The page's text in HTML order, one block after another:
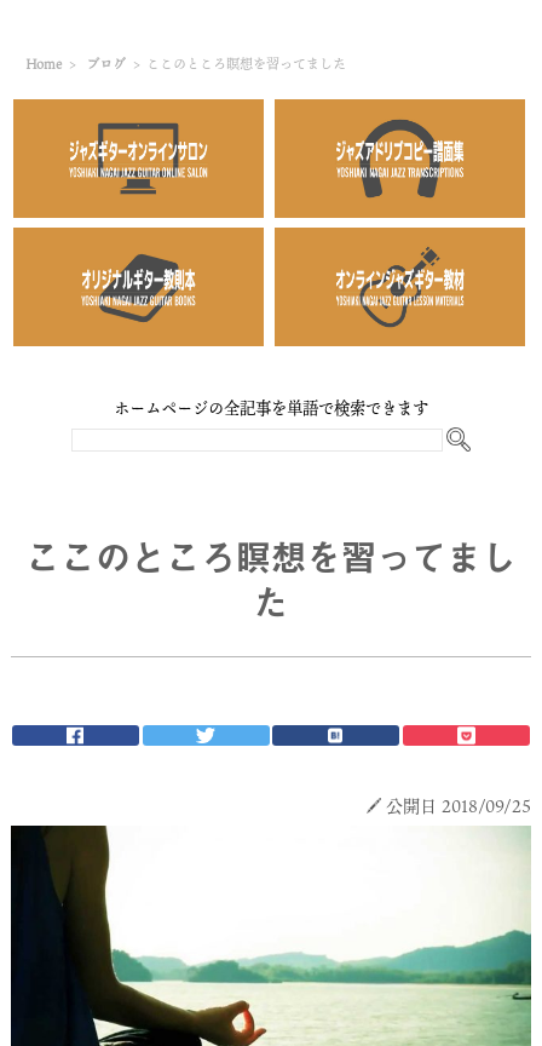
Home > ブログ > ここのところ瞑想を習ってました
ホームページの全記事を単語で検索できます
ここのところ瞑想を習ってまし
た
公開日 2018/09/25